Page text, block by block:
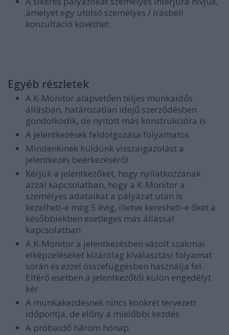
amelyet egy utolsó személyes / írásbeli
konzultáció követhet.
Egyéb részletek
A K-Monitor alapvetően teljes munkaidős
állásban, határozatlan idejű szerződésben
gondolkodik, de nyitott más konstrukcióra is
A jelentkezések feldolgozása folyamatos
Mindenkinek küldünk visszaigazolást a
jelentkezés beérkezéséről
Kérjük a jelentkezőket, hogy nyilatkozzanak
azzal kapcsolatban, hogy a K-Monitor a
személyes adataikat a pályázat után is
kezelheti-e még 5 évig, illetve keresheti-e őket a
későbbiekben esetleges más állással
kapcsolatban
A K-Monitor a jelentkezésben vázolt szakmai
elképzeléseket kizárólag kiválasztási folyamat
során és ezzel összefüggésben használja fel.
Eltérő esetben a jelentkezőtől külön engedélyt
kér
A munkakezdésnek nincs konkrét tervezett
időpontja, de előny a mielőbbi kezdés
A próbaidő három hónap